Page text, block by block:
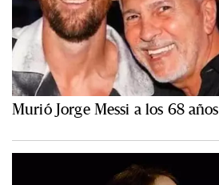
Murió Jorge Messi a los 68 años